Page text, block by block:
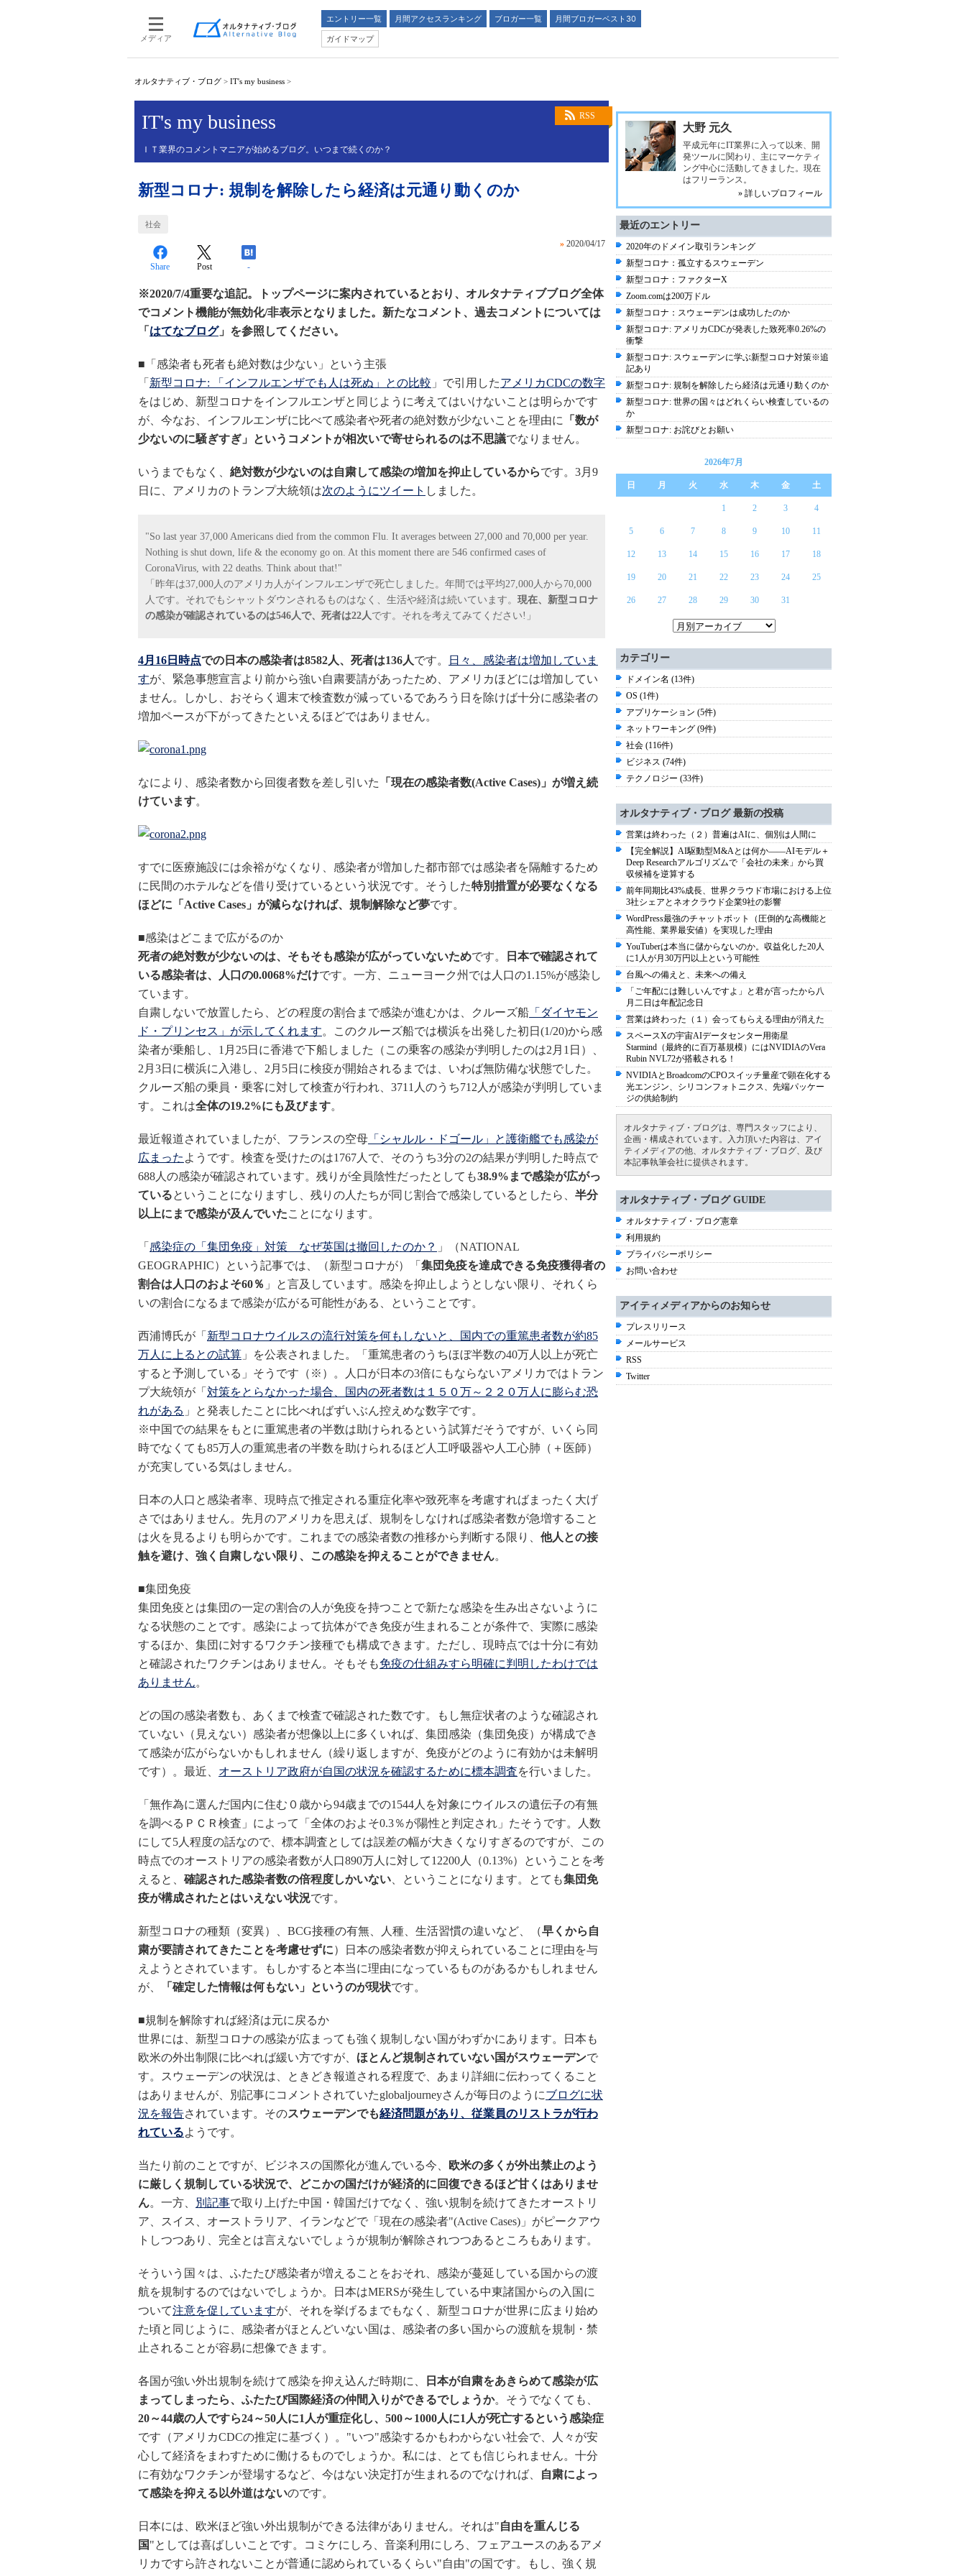
メディア
エントリー一覧 月間アクセスランキング ブロガー一覧
月間ブロガーベスト30
ガイドマップ
オルタナティブ・ブログ > IT's my business >
RSS
IT's my business
ＩＴ業界のコメントマニアが始めるブログ。いつまで続くのか？
新型コロナ: 規制を解除したら経済は元通り動くのか
社会
» 2020/04/17
Share Post -
※2020/7/4重要な追記。トップページに案内されているとおり、オルタナティブブログ全体
でコメント機能が無効化/非表示となりました。新たなコメント、過去コメントについては
「 はてなブログ」を参照してください。
■「感染者も死者も絶対数は少ない」という主張
「 新型コロナ: 「インフルエンザでも人は死ぬ」との比較 」で引用したアメリカCDCの数字
をはじめ、新型コロナをインフルエンザと同じように考えてはいけないことは明らかです
が、今なお、インフルエンザに比べて感染者や死者の絶対数が少ないことを理由に
「数が
少ないのに騒ぎすぎ」というコメントが相次いで寄せられるのは不思議でなりません。
いうまでもなく、 絶対数が少ないのは自粛して感染の増加を抑止しているからです。3月9
日に、アメリカのトランプ大統領は次のようにツイート しました。
"So last year 37,000 Americans died from the common Flu. It averages between 27,000 and 70,000 per year.
Nothing is shut down, life & the economy go on. At this moment there are 546 confirmed cases of
CoronaVirus, with 22 deaths. Think about that!"
「昨年は37,000人のアメリカ人がインフルエンザで死亡しました。年間では平均27,000人から70,000
人です。それでもシャットダウンされるものはなく、生活や経済は続いています。 現在、新型コロナ
の感染が確認されているのは546人で、死者は22人です。それを考えてみてください!」
4月16日時点での日本の感染者は8582人、死者は136人です。
日々、感染者は増加していま
すが、緊急事態宣言より前から強い自粛要請があったため、アメリカほどには増加してい
ません。しかし、おそらく週末で検査数が減っているであろう日を除けば十分に感染者の
増加ペースが下がってきたといえるほどではありません。
なにより、感染者数から回復者数を差し引いた
「現在の感染者数(Active Cases)」が増え続
けています。
すでに医療施設には余裕がなくなり、感染者が増加した都市部では感染者を隔離するため
に民間のホテルなどを借り受けているという状況です。そうした特別措置が必要なくなる
ほどに「Active Cases」が減らなければ、規制解除など夢です。
■感染はどこまで広がるのか
死者の絶対数が少ないのは、そもそも感染が広がっていないためです。
日本で確認されて
いる感染者は、人口の0.0068%だけです。一方、ニューヨーク州では人口の1.15%が感染し
ています。
自粛しないで放置したら、どの程度の割合まで感染が進むかは、クルーズ船 「ダイヤモン
ド・プリンセス」が示してくれます。このクルーズ船では横浜を出発した初日(1/20)から感
染者が乗船し、1月25日に香港で下船しました（この乗客の感染が判明したのは2月1日）、
2月3日に横浜に入港し、2月5日に検疫が開始されるまでは、いわば無防備な状態でした。
クルーズ船の乗員・乗客に対して検査が行われ、3711人のうち712人が感染が判明していま
す。これは全体の19.2%にも及びます。
最近報道されていましたが、フランスの空母 「シャルル・ドゴール」と護衛艦でも感染が
広まった ようです。検査を受けたのは1767人で、そのうち3分の2の結果が判明した時点で
688人の感染が確認されています。残りが全員陰性だったとしても38.9%まで感染が広がっ
ているということになりますし、残りの人たちが同じ割合で感染しているとしたら、 半分
以上にまで感染が及んでいたことになります。
「 感染症の「集団免疫」対策 なぜ英国は撤回したのか？ 」（NATIONAL
GEOGRAPHIC）という記事では、（新型コロナが）「 集団免疫を達成できる免疫獲得者の
割合は人口のおよそ60％ 」と言及しています。感染を抑止しようとしない限り、それくら
いの割合になるまで感染が広がる可能性がある、ということです。
西浦博氏が「 新型コロナウイルスの流行対策を何もしないと、国内での重篤患者数が約85
万人に上るとの試算 」を公表されました。「重篤患者のうちほぼ半数の40万人以上が死亡
すると予測している」そうです（※）。人口が日本の3倍にもならないアメリカではトラン
プ大統領が「 対策をとらなかった場合、国内の死者数は１５０万～２２０万人に膨らむ恐
れがある 」と発表したことに比べればずいぶん控えめな数字です。
※中国での結果をもとに重篤患者の半数は助けられるという試算だそうですが、いくら同
時でなくても85万人の重篤患者の半数を助けられるほど人工呼吸器や人工心肺（＋医師）
が充実している気はしません。
日本の人口と感染者率、現時点で推定される重症化率や致死率を考慮すればまったく大げ
さではありません。先月のアメリカを思えば、規制をしなければ感染者数が急増すること
は火を見るよりも明らかです。これまでの感染者数の推移から判断する限り、 他人との接
触を避け、強く自粛しない限り、この感染を抑えることができません。
■集団免疫
集団免疫とは集団の一定の割合の人が免疫を持つことで新たな感染を生み出さないように
なる状態のことです。感染によって抗体ができ免疫が生まれることが条件で、実際に感染
するほか、集団に対するワクチン接種でも構成できます。ただし、現時点では十分に有効
と確認されたワクチンはありません。そもそも免疫の仕組みすら明確に判明したわけでは
ありません。
どの国の感染者数も、あくまで検査で確認された数です。もし無症状者のような確認され
ていない（見えない）感染者が想像以上に多くいれば、集団感染（集団免疫）が構成でき
て感染が広がらないかもしれません（繰り返しますが、免疫がどのように有効かは未解明
です）。最近、 オーストリア政府が自国の状況を確認するために標本調査を行いました。
「無作為に選んだ国内に住む０歳から94歳までの1544人を対象にウイルスの遺伝子の有無
を調べるＰＣＲ検査」によって「全体のおよそ0.3％が陽性と判定され」たそうです。人数
にして5人程度の話なので、標本調査としては誤差の幅が大きくなりすぎるのですが、この
時点でのオーストリアの感染者数が人口890万人に対して12200人（0.13%）ということを考
えると、 確認された感染者数の倍程度しかいない 、ということになります。とても集団免
疫が構成されたとはいえない状況です。
新型コロナの種類（変異）、BCG接種の有無、人種、生活習慣の違いなど、（早くから自
粛が要請されてきたことを考慮せずに）日本の感染者数が抑えられていることに理由を与
えようとされています。もしかすると本当に理由になっているものがあるかもしれません
が、
「確定した情報は何もない」というのが現状です。
■規制を解除すれば経済は元に戻るか
世界には、新型コロナの感染が広まっても強く規制しない国がわずかにあります。日本も
欧米の外出制限に比べれば緩い方ですが、 ほとんど規制されていない国がスウェーデンで
す。スウェーデンの状況は、ときどき報道される程度で、あまり詳細に伝わってくること
はありませんが、別記事にコメントされていたglobaljourneyさんが毎日のようにブログに状
況を報告されています。そのスウェーデンでも経済問題があり、従業員のリストラが行わ
れているようです。
当たり前のことですが、ビジネスの国際化が進んでいる今、
欧米の多くが外出禁止のよう
に厳しく規制している状況で、どこかの国だけが経済的に回復できるほど甘くはありませ
ん。一方、 別記事で取り上げた中国・韓国だけでなく、強い規制を続けてきたオーストリ
ア、スイス、オーストラリア、イランなどで「現在の感染者"(Active Cases)」がピークアウ
トしつつあり、完全とは言えないでしょうが規制が解除されつつあるところもあります。
そういう国々は、ふたたび感染者が増えることをおそれ、感染が蔓延している国からの渡
航を規制するのではないでしょうか。日本はMERSが発生している中東諸国からの入国に
ついて注意を促していますが、それを挙げるまでもなく、新型コロナが世界に広まり始め
た頃と同じように、感染者がほとんどいない国は、感染者の多い国からの渡航を規制・禁
止されることが容易に想像できます。
各国が強い外出規制を続けて感染を抑え込んだ時期に、
日本が自粛をあきらめて感染が広
まってしまったら、ふたたび国際経済の仲間入りができるでしょうか。そうでなくても、
20～44歳の人ですら24～50人に1人が重症化し、500～1000人に1人が死亡するという感染症
です（アメリカCDCの推定に基づく）。"いつ"感染するかもわからない社会で、人々が安
心して経済をまわすために働けるものでしょうか。私には、とても信じられません。十分
に有効なワクチンが登場するなど、今はない決定打が生まれるのでなければ、
自粛によっ
て感染を抑える以外道はないのです。
日本には、欧米ほど強い外出規制ができる法律がありません。それは"自由を重んじる
国"としては喜ばしいことです。コミケにしろ、音楽利用にしろ、フェアユースのあるアメ
リカですら許されないことが普通に認められているくらい"自由"の国です。もし、強く規
大野 元久
平成元年にIT業界に入って以来、開
発ツールに関わり、主にマーケティ
ング中心に活動してきました。現在
はフリーランス。
» 詳しいプロフィール
最近のエントリー
2020年のドメイン取引ランキング
新型コロナ：孤立するスウェーデン
新型コロナ：ファクターX
Zoom.comは200万ドル
新型コロナ：スウェーデンは成功したのか
新型コロナ: アメリカCDCが発表した致死率0.26%の
衝撃
新型コロナ: スウェーデンに学ぶ新型コロナ対策※追
記あり
新型コロナ: 規制を解除したら経済は元通り動くのか
新型コロナ: 世界の国々はどれくらい検査しているの
か
新型コロナ: お詫びとお願い
2026年7月
日 月 火 水 木 金 土
1 2 3 4
5 6 7 8 9 10 11
12 13 14 15 16 17 18
19 20 21 22 23 24 25
26 27 28 29 30 31
カテゴリー
ドメイン名 (13件)
OS (1件)
アプリケーション (5件)
ネットワーキング (9件)
社会 (116件)
ビジネス (74件)
テクノロジー (33件)
オルタナティブ・ブログ 最新の投稿
営業は終わった（２）普遍はAIに、個別は人間に
【完全解説】AI駆動型M&Aとは何か――AIモデル＋
Deep Researchアルゴリズムで「会社の未来」から買
収候補を逆算する
前年同期比43%成長、世界クラウド市場における上位
3社シェアとネオクラウド企業9社の影響
WordPress最強のチャットボット（圧倒的な高機能と
高性能、業界最安値）を実現した理由
YouTuberは本当に儲からないのか。収益化した20人
に1人が月30万円以上という可能性
台風への備えと、未来への備え
「ご年配には難しいんですよ」と君が言ったから八
月二日は年配記念日
営業は終わった（１）会ってもらえる理由が消えた
スペースXの宇宙AIデータセンター用衛星
Starmind（最終的に百万基規模）にはNVIDIAのVera
Rubin NVL72が搭載される！
NVIDIAとBroadcomのCPOスイッチ量産で顕在化する
光エンジン、シリコンフォトニクス、先端パッケー
ジの供給制約
オルタナティブ・ブログは、専門スタッフにより、
企画・構成されています。入力頂いた内容は、アイ
ティメディアの他、オルタナティブ・ブログ、及び
本記事執筆会社に提供されます。
オルタナティブ・ブログ GUIDE
オルタナティブ・ブログ憲章
利用規約
プライバシーポリシー
お問い合わせ
アイティメディアからのお知らせ
プレスリリース
メールサービス
RSS
Twitter